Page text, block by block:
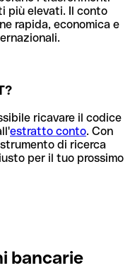
più elevati. Il conto
rapida, economica e
ricavare il codice
estratto conto. Con
di ricerca
per il tuo prossimo
bancarie